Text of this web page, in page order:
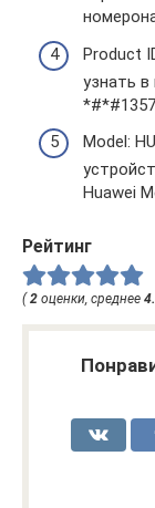
Product
узнать
Model:
Huawei
Рейтинг
(2 оценки, среднее